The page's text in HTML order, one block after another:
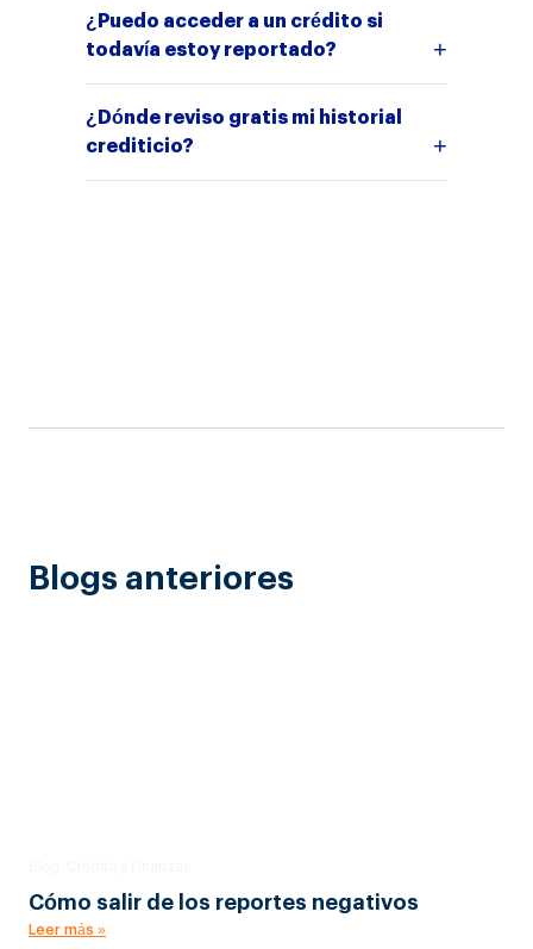
¿Puedo acceder a un crédito si
todavía estoy reportado?
¿Dónde reviso gratis mi historial
crediticio?
Blogs anteriores
Cómo salir de los reportes negativos
Leer más »